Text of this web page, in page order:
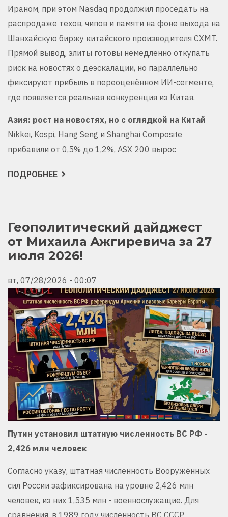
Ираном, при этом Nasdaq продолжил проседать на
распродаже техов, чипов и памяти на фоне выхода на
Шанхайскую биржу китайского производителя CXMT.
Прямой вывод, элиты готовы немедленно откупать
риск на новостях о деэскалации, но параллельно
фиксируют прибыль в переоценённом ИИ-сегменте,
где появляется реальная конкуренция из Китая.
Азия: рост на новостях, но с оглядкой на Китай
Nikkei, Kospi, Hang Seng и Shanghai Composite
прибавили от 0,5% до 1,2%, ASX 200 вырос
ПОДРОБНЕЕ О
27–
28
ИЮЛЯ,
ПАУЗА
С
РИСК-
АППЕТИТ
Геополитический дайджест
от Михаила Ажгиревича за 27
июля 2026!
вт, 07/28/2026 - 00:07
Путин установил штатную численность ВС РФ -
2,426 млн человек
Согласно указу, штатная численность Вооружённых
сил России зафиксирована на уровне 2,426 млн
человек, из них 1,535 млн - военнослужащие. Для
сравнения, в 1989 году численность ВС СССР